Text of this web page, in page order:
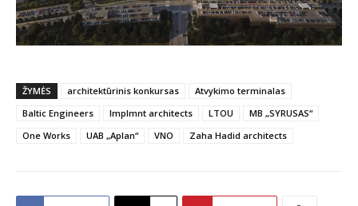
ŽYMĖS architektūrinis konkursas
Atvykimo terminalas
Baltic Engineers
Implmnt architects LTOU
MB „SYRUSAS“
One Works
UAB „Aplan“ VNO Zaha Hadid architects